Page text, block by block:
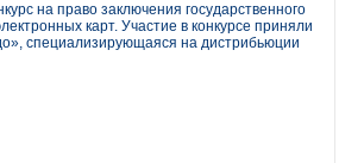
на право заключения государственного
карт. Участие в конкурсе приняли
специализирующаяся на дистрибьюции